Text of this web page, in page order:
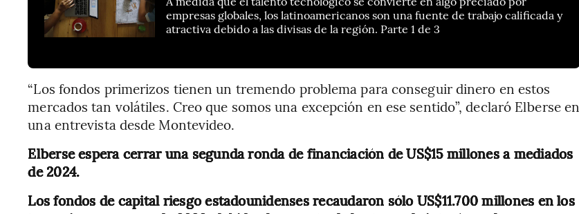
empresas globales, los latinoamericanos son una fuente de trabajo calificada y
atractiva debido a las divisas de la región. Parte 1 de 3
“Los fondos primerizos tienen un tremendo problema para conseguir dinero en estos
mercados tan volátiles. Creo que somos una excepción en ese sentido”, declaró Elberse en
una entrevista desde Montevideo.
Elberse espera cerrar una segunda ronda de financiación de US$15 millones a mediados
de 2024.
Los fondos de capital riesgo estadounidenses recaudaron sólo US$11.700 millones en los